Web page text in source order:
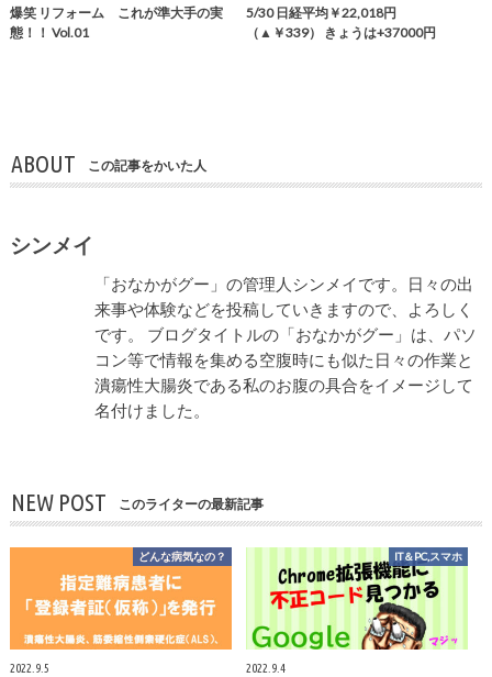
爆笑 リフォーム これが準大手の実
態！！ Vol.01
5/30 日経平均￥22,018円
（▲￥339） きょうは+37000円
ABOUT この記事をかいた人
シンメイ
「おなかがグー」の管理人シンメイです。日々の出
来事や体験などを投稿していきますので、よろしく
です。 ブログタイトルの「おなかがグー」は、パソ
コン等で情報を集める空腹時にも似た日々の作業と
潰瘍性大腸炎である私のお腹の具合をイメージして
名付けました。
NEW POST このライターの最新記事
どんな病気なの？
2022.9.5
IT＆PC,スマホ
2022.9.4